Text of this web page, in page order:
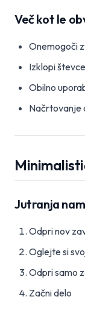
Več kot le
Onemogoči
Izklopi
Obilno
Načrtovanje
Jutranja
Odpri nov
Oglejte si
Odpri samo
Začni delo